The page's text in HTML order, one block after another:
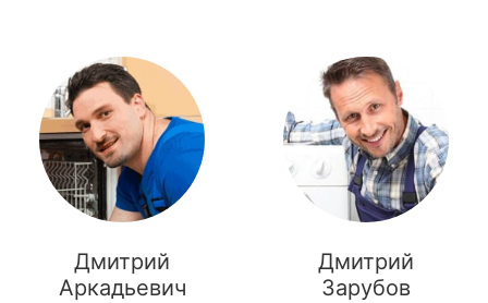
Дмитрий
Аркадьевич
Дмитрий
Зарубов